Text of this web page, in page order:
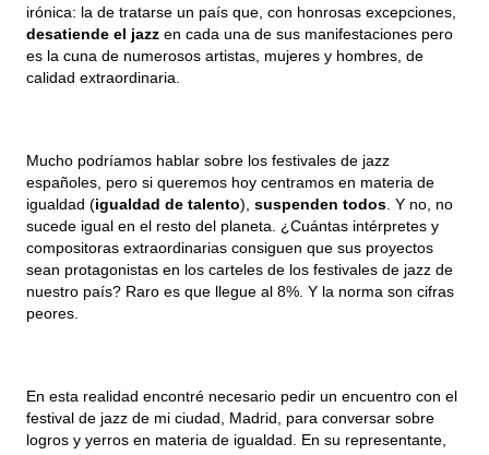
desatiende el jazz en cada una de sus manifestaciones pero
es la cuna de numerosos artistas, mujeres y hombres, de
calidad extraordinaria.
Mucho podríamos hablar sobre los festivales de jazz
españoles, pero si queremos hoy centramos en materia de
igualdad (igualdad de talento), suspenden todos . Y no, no
sucede igual en el resto del planeta. ¿Cuántas intérpretes y
compositoras extraordinarias consiguen que sus proyectos
sean protagonistas en los carteles de los festivales de jazz de
nuestro país? Raro es que llegue al 8%. Y la norma son cifras
peores.
En esta realidad encontré necesario pedir un encuentro con el
festival de jazz de mi ciudad, Madrid, para conversar sobre
logros y yerros en materia de igualdad. En su representante,